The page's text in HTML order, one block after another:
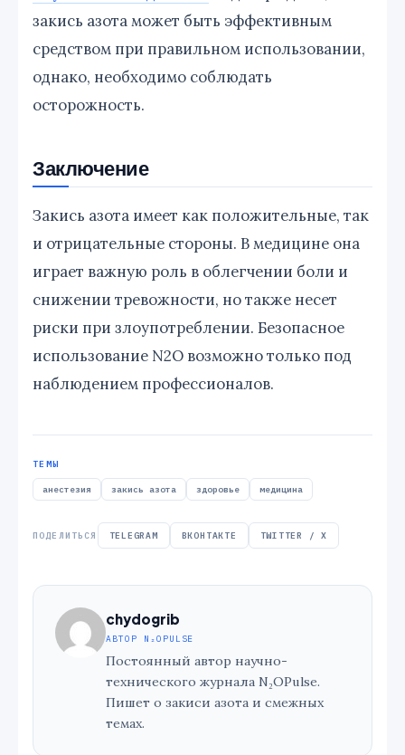
закись азота может быть эффективным
средством при правильном использовании,
однако, необходимо соблюдать
осторожность.
Заключение
Закись азота имеет как положительные, так
и отрицательные стороны. В медицине она
играет важную роль в облегчении боли и
снижении тревожности, но также несет
риски при злоупотреблении. Безопасное
использование N2O возможно только под
наблюдением профессионалов.
ТЕМЫ
анестезия закись азота здоровье медицина
ПОДЕЛИТЬСЯ TELEGRAM ВКОНТАКТЕ TWITTER / X
chydogrib
АВТОР N₂OPULSE
Постоянный автор научно-
технического журнала N₂OPulse.
Пишет о закиси азота и смежных
темах.